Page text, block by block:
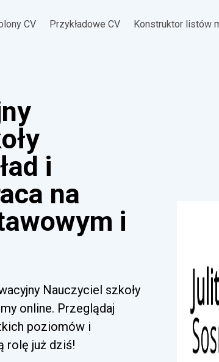
CV Przykładowe CV Konstruktor listów
i
na
i
Nauczyciel szkoły
online. Przeglądaj
poziomów i
rolę już dziś!